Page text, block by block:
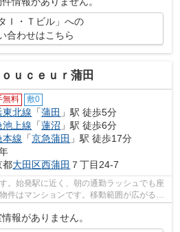
Ｉ・Ｔビル」への
合わせはこちら
ｏｕｃｅｕｒ蒲田
無料 敷0
東北線 「蒲田 」駅 徒歩5分
池上線 「蓮沼 」駅 徒歩6分
本線 「京急蒲田 」駅 徒歩17分
都大田区西蒲田 ７丁目24-7
。始発駅に近く、朝の通勤ラッシュでも座
件はマンションです。移動範囲が広がる2
報がありません。